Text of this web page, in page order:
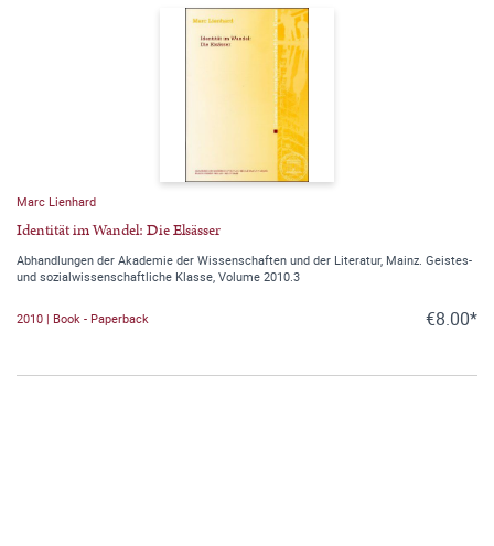
Marc Lienhard
Identität im Wandel: Die Elsässer
Abhandlungen der Akademie der Wissenschaften und der Literatur, Mainz. Geistes-
und sozialwissenschaftliche Klasse, Volume 2010.3
2010 | Book - Paperback €8.00*